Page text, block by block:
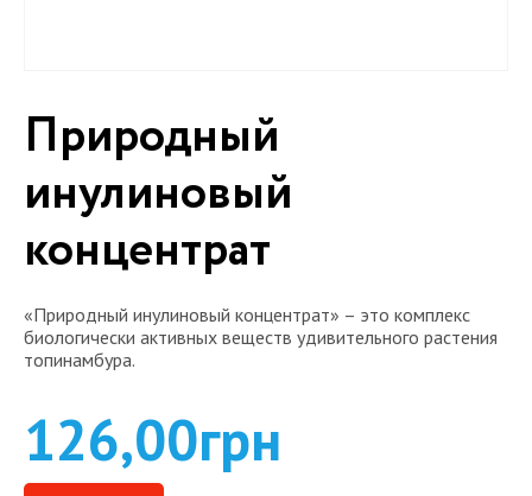
Природный
инулиновый
концентрат
«Природный инулиновый концентрат» – это комплекс
биологически активных веществ удивительного растения
топинамбура.
126,00грн